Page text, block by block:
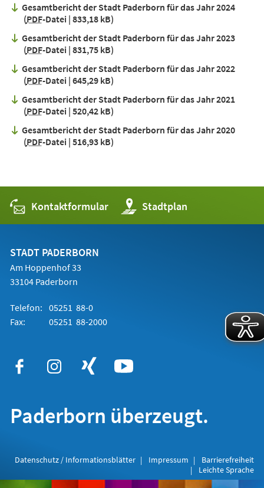
Gesamtbericht der Stadt Paderborn für das Jahr 2024
PDF-Datei 833,18 kB
Gesamtbericht der Stadt Paderborn für das Jahr 2023
PDF-Datei 831,75 kB
Gesamtbericht der Stadt Paderborn für das Jahr 2022
PDF-Datei 645,29 kB
Gesamtbericht der Stadt Paderborn für das Jahr 2021
PDF-Datei 520,42 kB
Gesamtbericht der Stadt Paderborn für das Jahr 2020
PDF-Datei 516,93 kB
Kontaktformular Stadtplan
(Öffnet
in
einem
STADT PADERBORN
Am Hoppenhof 33
33104 Paderborn
Telefon: 05251 88-0
Fax:
05251 88-2000
Paderborn überzeugt.
Datenschutz / Informationsblätter Impressum
Barrierefreiheit
Leichte Sprache